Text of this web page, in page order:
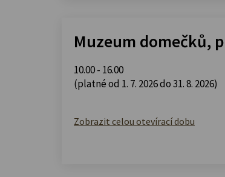
Muzeum domečků,
10.00 - 16.00
(platné od 1. 7. 2026 do 31. 8. 2026)
Zobrazit celou otevírací dobu